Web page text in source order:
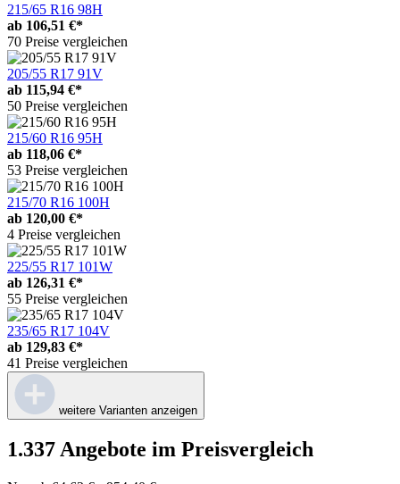
215/65 R16 98H
ab 106,51 €*
70 Preise vergleichen
205/55 R17 91V
ab 115,94 €*
50 Preise vergleichen
215/60 R16 95H
ab 118,06 €*
53 Preise vergleichen
215/70 R16 100H
ab 120,00 €*
4 Preise vergleichen
225/55 R17 101W
ab 126,31 €*
55 Preise vergleichen
235/65 R17 104V
ab 129,83 €*
41 Preise vergleichen
weitere Varianten anzeigen
1.337 Angebote im Preisvergleich